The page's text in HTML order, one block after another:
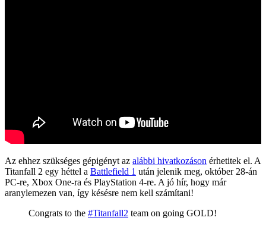
Az ehhez szükséges gépigényt az alábbi hivatkozáson érhetitek el. A
Titanfall 2 egy héttel a Battlefield 1 után jelenik meg, október 28-án
PC-re, Xbox One-ra és PlayStation 4-re. A jó hír, hogy már
aranylemezen van, így késésre nem kell számítani!
Congrats to the #Titanfall2 team on going GOLD!